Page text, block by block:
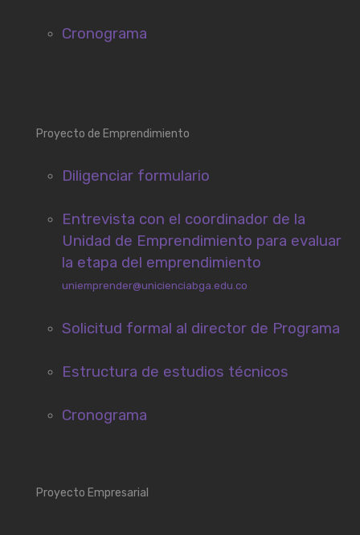
Cronograma
Proyecto de Emprendimiento
Diligenciar formulario
Entrevista con el coordinador de la
Unidad de Emprendimiento para evaluar
la etapa del emprendimiento
uniemprender@unicienciabga.edu.co
Solicitud formal al director de Programa
Estructura de estudios técnicos
Cronograma
Proyecto Empresarial